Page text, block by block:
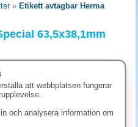
» Etikett avtagbar Herma
63,5x38,1mm
att webbplatsen fungerar
och analysera information om